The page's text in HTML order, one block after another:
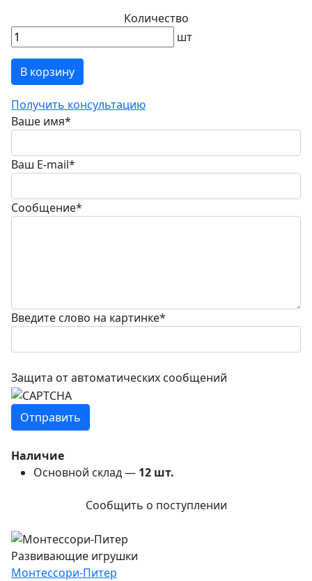
Количество
шт
В корзину
Получить консультацию
Ваше имя*
Ваш E-mail*
Сообщение*
Введите слово на картинке*
Защита от автоматических сообщений
Наличие
Основной склад — 12 шт.
Сообщить о поступлении
Развивающие игрушки
Монтессори-Питер